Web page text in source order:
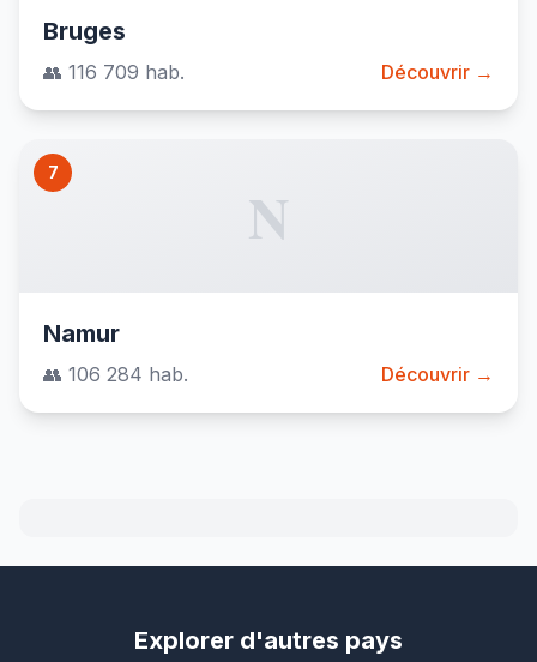
Bruges
👥 116 709 hab. Découvrir →
7
N
Namur
👥 106 284 hab. Découvrir →
Explorer d'autres pays